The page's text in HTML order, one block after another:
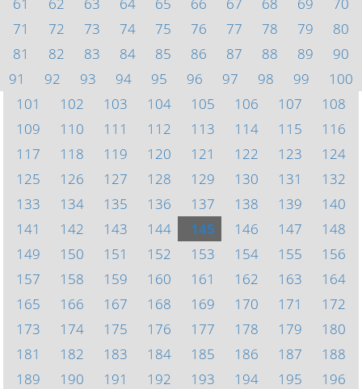
71
72 73 74 75 76 77 78 79
80
81
82 83 84 85 86 87 88 89
90
91
92 93 94 95 96 97 98 99
100
101
102 103 104 105 106 107
108
109
110 111 112 113 114 115
116
117
118 119 120 121 122 123
124
125
126 127 128 129 130 131
132
133
134 135 136 137 138 139
140
141
142 143 144 145 146 147
148
149
150 151 152 153 154 155
156
157
158 159 160 161 162 163
164
165
166 167 168 169 170 171
172
173
174 175 176 177 178 179
180
181
182 183 184 185 186 187
188
189
190 191 192 193 194 195
196